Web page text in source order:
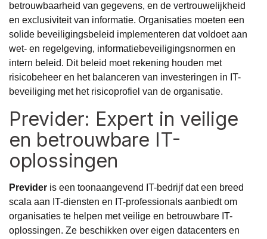
betrouwbaarheid van gegevens, en de vertrouwelijkheid
en exclusiviteit van informatie. Organisaties moeten een
solide beveiligingsbeleid implementeren dat voldoet aan
wet- en regelgeving, informatiebeveiligingsnormen en
intern beleid. Dit beleid moet rekening houden met
risicobeheer en het balanceren van investeringen in IT-
beveiliging met het risicoprofiel van de organisatie.
Previder: Expert in veilige
en betrouwbare IT-
oplossingen
Previder is een toonaangevend IT-bedrijf dat een breed
scala aan IT-diensten en IT-professionals aanbiedt om
organisaties te helpen met veilige en betrouwbare IT-
oplossingen. Ze beschikken over eigen datacenters en